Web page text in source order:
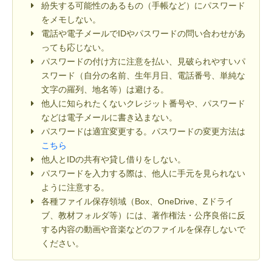
紛失する可能性のあるもの（手帳など）にパスワード
をメモしない。
電話や電子メールでIDやパスワードの問い合わせがあ
っても応じない。
パスワードの付け方に注意を払い、見破られやすいパ
スワード（自分の名前、生年月日、電話番号、単純な
文字の羅列、地名等）は避ける。
他人に知られたくないクレジット番号や、パスワード
などは電子メールに書き込まない。
パスワードは適宜変更する。パスワードの変更方法は
こちら
他人とIDの共有や貸し借りをしない。
パスワードを入力する際は、他人に手元を見られない
ように注意する。
各種ファイル保存領域（Box、OneDrive、Zドライ
ブ、教材フォルダ等）には、著作権法・公序良俗に反
する内容の動画や音楽などのファイルを保存しないで
ください。